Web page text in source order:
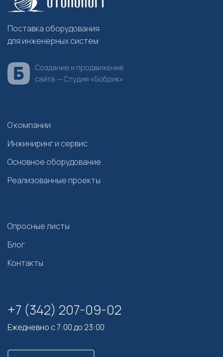
Поставка оборудования
для инженерных систем
О компании
Инжиниринг и сервис
Основное оборудование
Реализованные проекты
Опросные листы
Блог
Контакты
+7 (342) 207-09-02
Ежедневно с 7:00 до 23:00